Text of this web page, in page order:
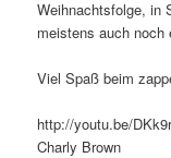
Weihnachtsfolge, in
meistens auch noch
Viel Spaß beim
http://youtu.be/
Charly Brown